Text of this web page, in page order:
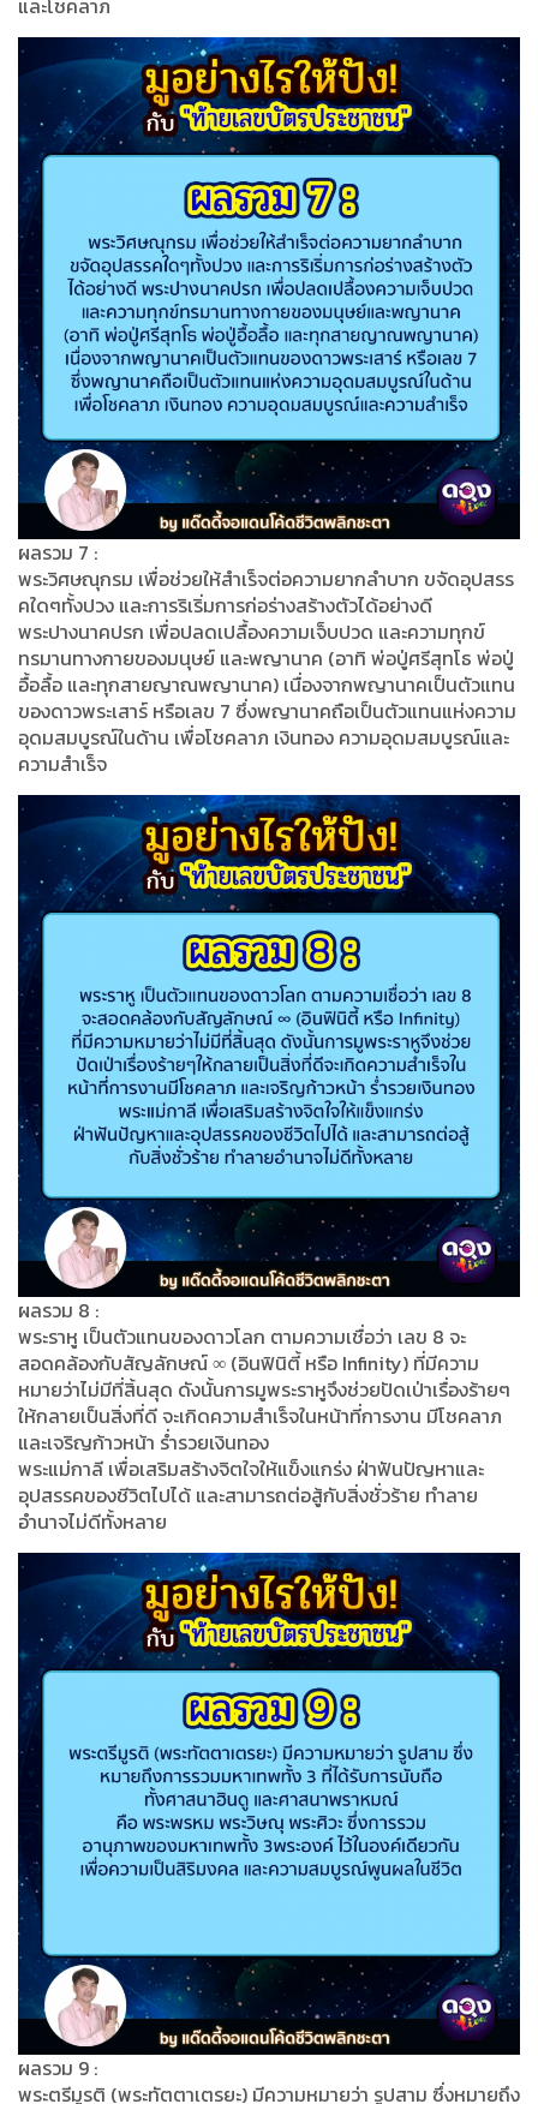
ผลรวม 7 :
พระวิศษณุกรม เพื่อช่วยให้สำเร็จต่อความยากลำบาก ขจัดอุปสรร
คใดๆทั้งปวง และการริเริ่มการก่อร่างสร้างตัวได้อย่างดี
พระปางนาคปรก เพื่อปลดเปลื้องความเจ็บปวด และความทุกข์
ทรมานทางกายของมนุษย์ และพญานาค (อาทิ พ่อปู่ศรีสุทโธ พ่อปู่
อื้อลื้อ และทุกสายญาณพญานาค) เนื่องจากพญานาคเป็นตัวแทน
ของดาวพระเสาร์ หรือเลข 7 ซึ่งพญานาคถือเป็นตัวแทนแห่งความ
อุดมสมบูรณ์ในด้าน เพื่อโชคลาภ เงินทอง ความอุดมสมบูรณ์และ
ความสำเร็จ
ผลรวม 8 :
พระราหู เป็นตัวแทนของดาวโลก ตามความเชื่อว่า เลข 8 จะ
สอดคล้องกับสัญลักษณ์ ∞ (อินฟินิตี้ หรือ Infinity) ที่มีความ
หมายว่าไม่มีที่สิ้นสุด ดังนั้นการมูพระราหูจึงช่วยปัดเป่าเรื่องร้ายๆ
ให้กลายเป็นสิ่งที่ดี จะเกิดความสำเร็จในหน้าที่การงาน มีโชคลาภ
และเจริญก้าวหน้า ร่ำรวยเงินทอง
พระแม่กาลี เพื่อเสริมสร้างจิตใจให้แข็งแกร่ง ฝ่าฟันปัญหาและ
อุปสรรคของชีวิตไปได้ และสามารถต่อสู้กับสิ่งชั่วร้าย ทำลาย
อำนาจไม่ดีทั้งหลาย
ผลรวม 9 :
พระตรีมูรติ (พระทัตตาเตรยะ) มีความหมายว่า รูปสาม ซึ่งหมายถึง